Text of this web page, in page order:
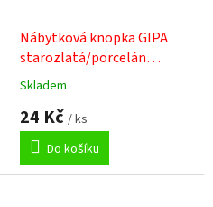
Nábytková knopka GIPA
starozlatá/porcelán
popraskaný
Průměrné
hodnocení
produktu
3,0
z
Skladem
24 Kč / ks
Do košíku